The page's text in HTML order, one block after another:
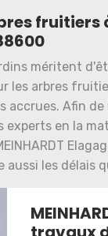
fruitiers
méritent
les arbres
Afin
en la
aussi les délais